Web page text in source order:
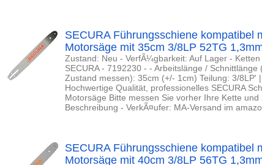
SECURA Führungsschiene kompatibel
Motorsäge mit 35cm 3/8LP 52TG
Zustand: Neu - VerfÃ¼gbarkeit: Auf Lager -
SECURA - 7192230 - - Arbeitslänge /
Zustand messen): 35cm (+/- 1cm) Teilung: 3/8LP'
Hochwertige Qualität, professionelles SECURA
Motorsäge Bitte messen Sie vorher Ihre Kette
Beschreibung - VerkÃ¤ufer: MA-Versand im
SECURA Führungsschiene kompatibel
Motorsäge mit 40cm 3/8LP 56TG